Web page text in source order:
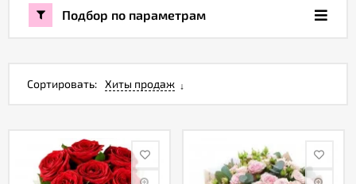
оформить
ответ
Подбор по параметрам
Сортировать: Хиты продаж